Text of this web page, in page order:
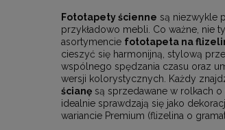
Fototapety ścienne są niezwykle
przykładowo mebli. Co ważne, nie
asortymencie fototapeta na
cieszyć się harmonijną, stylową
wspólnego spędzania czasu oraz
wersji kolorystycznych. Każdy
ścianęsą sprzedawane w rolkach o
idealnie sprawdzają się jako
wariancie Premium (flizelina o